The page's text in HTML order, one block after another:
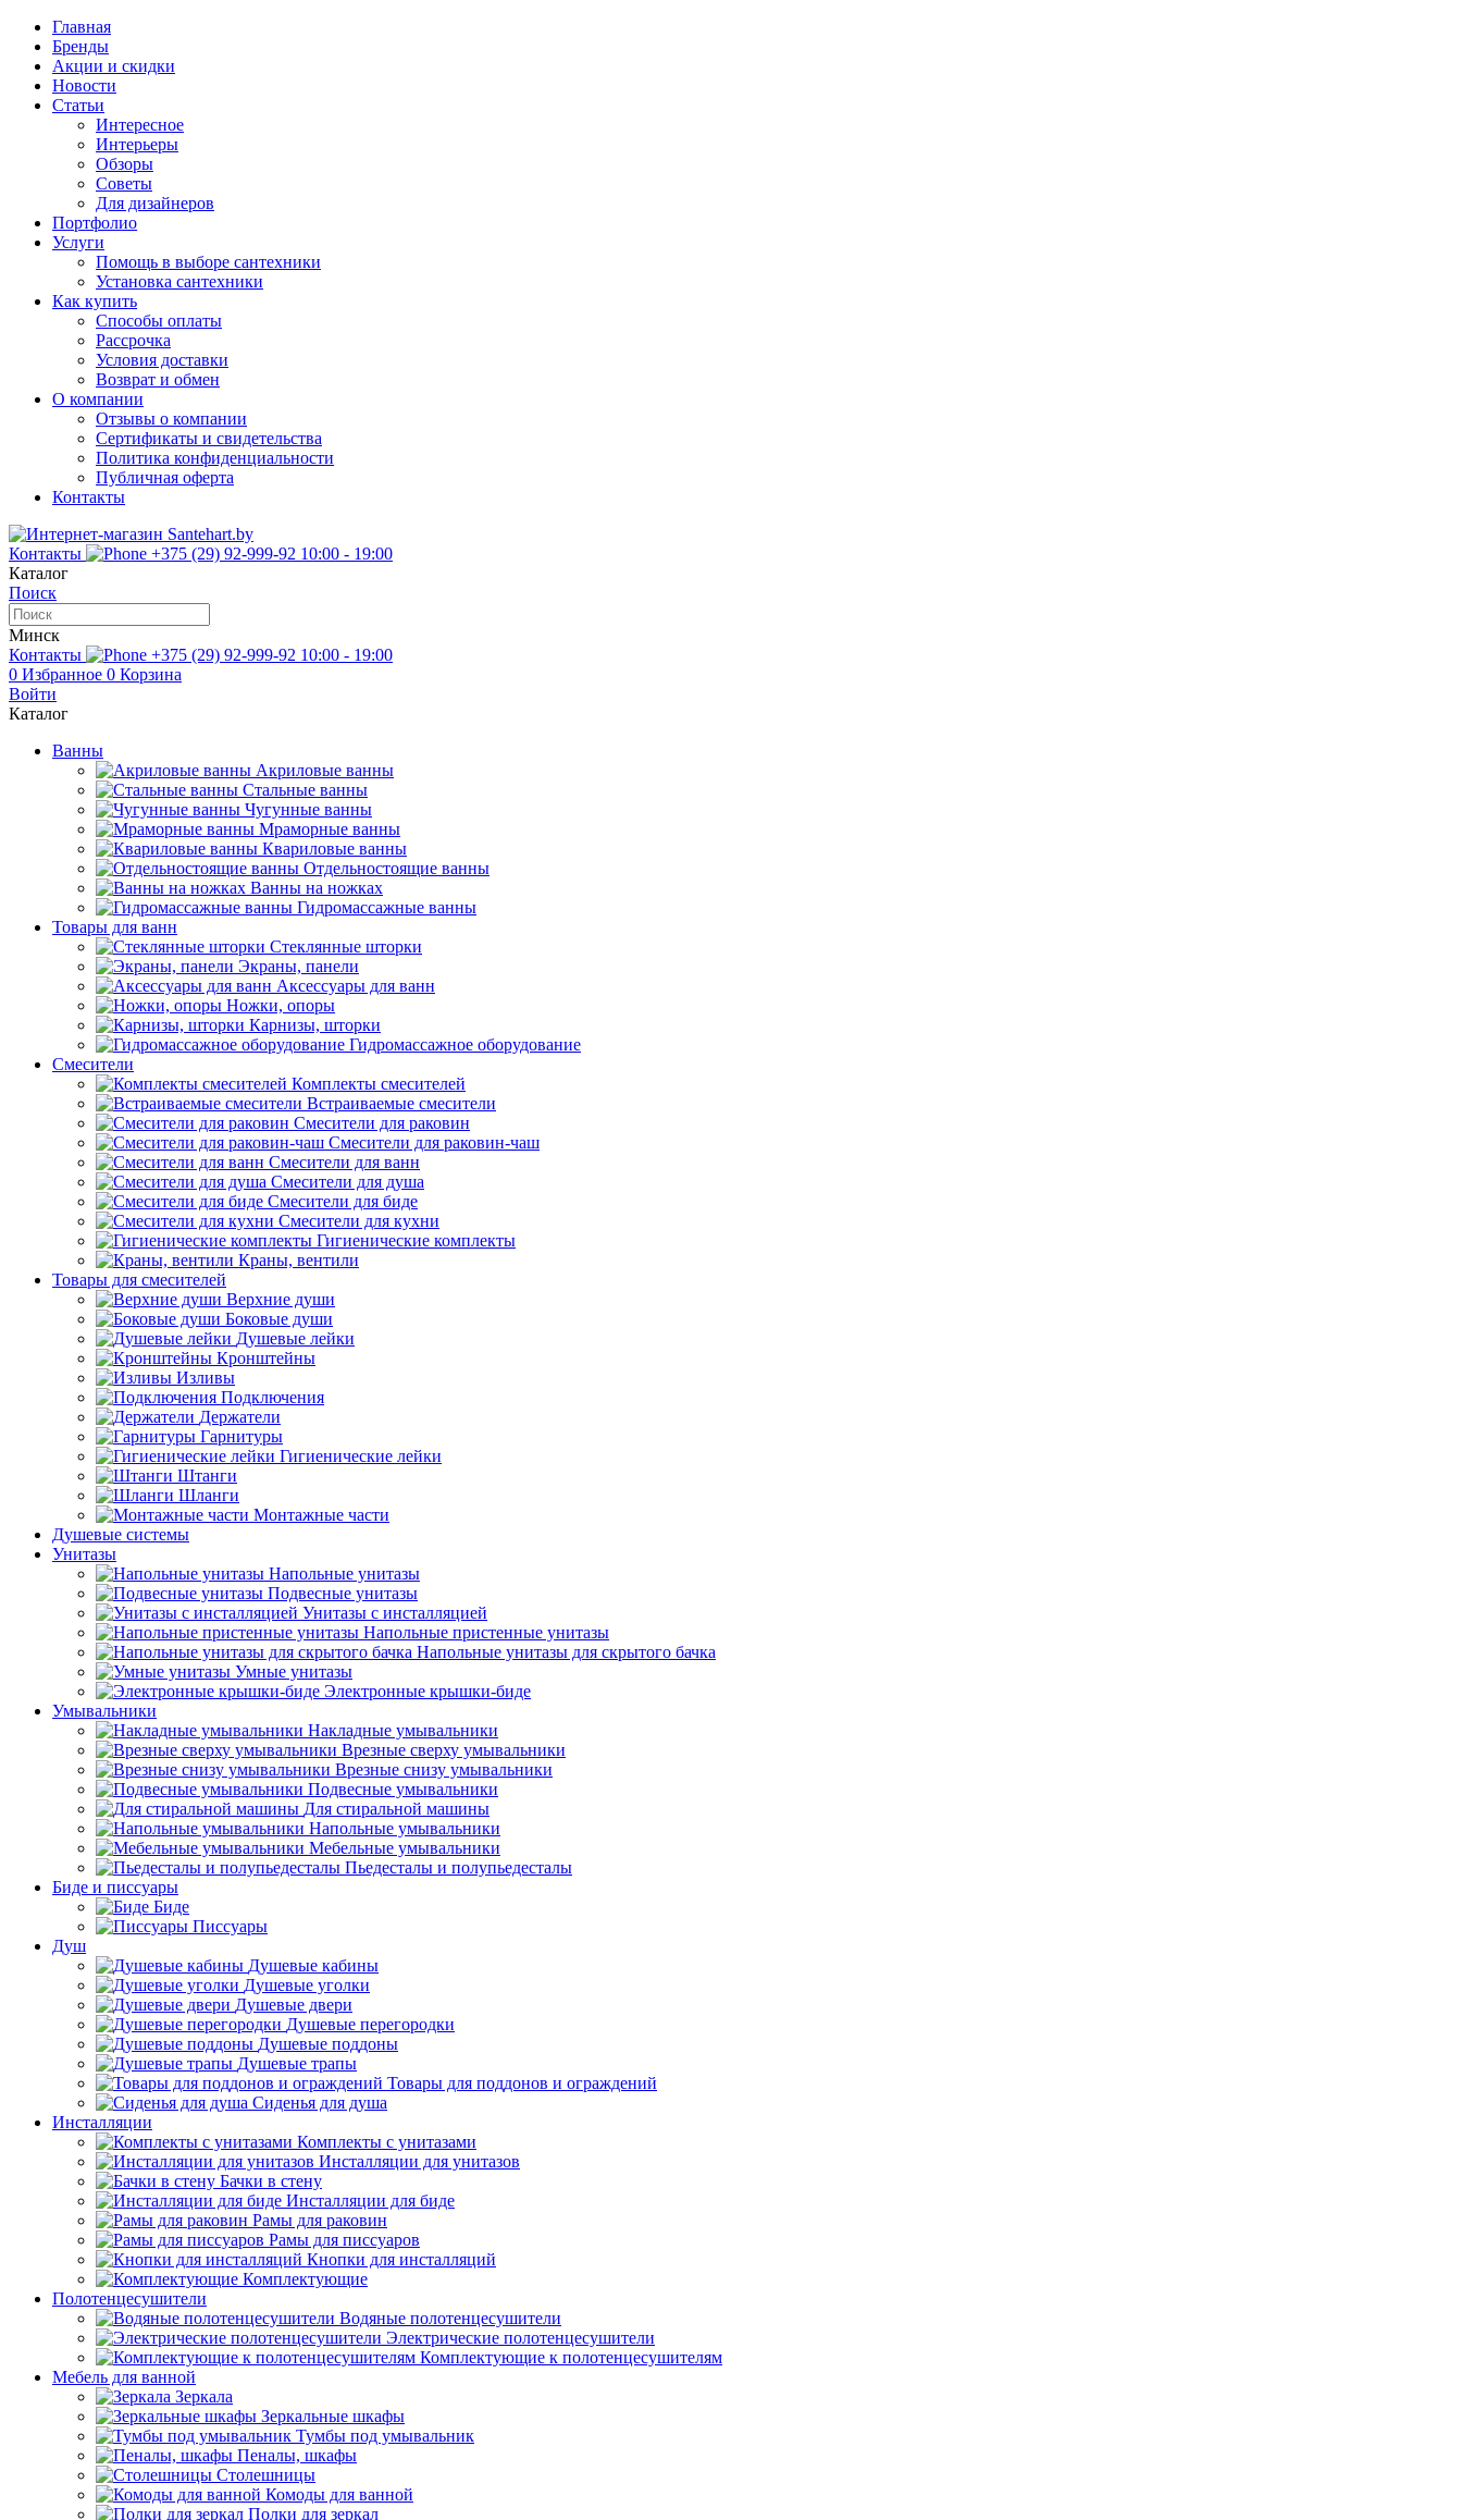
Главная
Бренды
Акции и скидки
Новости
Статьи
Интересное
Интерьеры
Обзоры
Советы
Для дизайнеров
Портфолио
Услуги
Помощь в выборе сантехники
Установка сантехники
Как купить
Способы оплаты
Рассрочка
Условия доставки
Возврат и обмен
О компании
Отзывы о компании
Сертификаты и свидетельства
Политика конфиденциальности
Публичная оферта
Контакты
Контакты +375 (29) 92-999-92 10:00 - 19:00
Каталог
Поиск
Минск
Контакты
+375 (29) 92-999-92 10:00 - 19:00
0 Избранное 0 Корзина
Войти
Каталог
Ванны
Акриловые ванны
Стальные ванны
Чугунные ванны
Мраморные ванны
Квариловые ванны
Отдельностоящие ванны
Ванны на ножках
Гидромассажные ванны
Товары для ванн
Стеклянные шторки
Экраны, панели
Аксессуары для ванн
Ножки, опоры
Карнизы, шторки
Гидромассажное оборудование
Смесители
Комплекты смесителей
Встраиваемые смесители
Смесители для раковин
Смесители для раковин-чаш
Смесители для ванн
Смесители для душа
Смесители для биде
Смесители для кухни
Гигиенические комплекты
Краны, вентили
Товары для смесителей
Верхние души
Боковые души
Душевые лейки
Кронштейны
Изливы
Подключения
Держатели
Гарнитуры
Гигиенические лейки
Штанги
Шланги
Монтажные части
Душевые системы
Унитазы
Напольные унитазы
Подвесные унитазы
Унитазы с инсталляцией
Напольные пристенные унитазы
Напольные унитазы для скрытого бачка
Умные унитазы
Электронные крышки-биде
Умывальники
Накладные умывальники
Врезные сверху умывальники
Врезные снизу умывальники
Подвесные умывальники
Для стиральной машины
Напольные умывальники
Мебельные умывальники
Пьедесталы и полупьедесталы
Биде и писсуары
Биде
Писсуары
Душ
Душевые кабины
Душевые уголки
Душевые двери
Душевые перегородки
Душевые поддоны
Душевые трапы
Товары для поддонов и ограждений
Сиденья для душа
Инсталляции
Комплекты с унитазами
Инсталляции для унитазов
Бачки в стену
Инсталляции для биде
Рамы для раковин
Рамы для писсуаров
Кнопки для инсталляций
Комплектующие
Полотенцесушители
Водяные полотенцесушители
Электрические полотенцесушители
Комплектующие к полотенцесушителям
Мебель для ванной
Зеркала
Зеркальные шкафы
Тумбы под умывальник
Пеналы, шкафы
Столешницы
Комоды для ванной
Полки для зеркал